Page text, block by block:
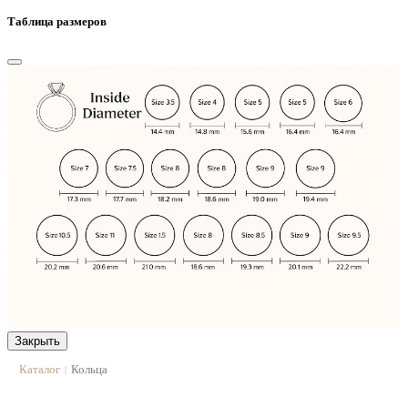
Таблица размеров
Закрыть
Каталог | Кольца